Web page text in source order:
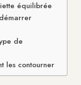
équilibrée
de
les contourner